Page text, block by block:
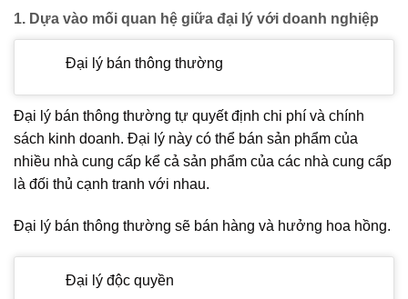
1. Dựa vào mối quan hệ giữa đại lý với doanh nghiệp
Đại lý bán thông thường
Đại lý bán thông thường tự quyết định chi phí và chính
sách kinh doanh. Đại lý này có thể bán sản phẩm của
nhiều nhà cung cấp kể cả sản phẩm của các nhà cung cấp
là đối thủ cạnh tranh với nhau.
Đại lý bán thông thường sẽ bán hàng và hưởng hoa hồng.
Đại lý độc quyền